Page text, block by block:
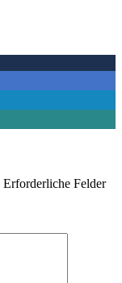
Erforderliche Felder